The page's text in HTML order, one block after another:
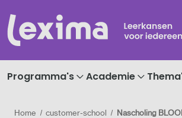
Programma's Academie
Home customer-school Nascholing